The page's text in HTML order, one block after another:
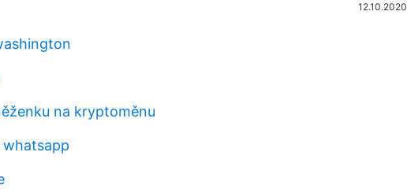
12.10.2020
na kryptoměnu